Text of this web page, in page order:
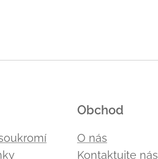
Obchod
O nás
Kontaktujte nás